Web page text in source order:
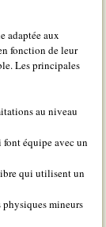
adaptée aux
fonction de leur
Les principales
au niveau
font équipe avec un
qui utilisent un
physiques mineurs